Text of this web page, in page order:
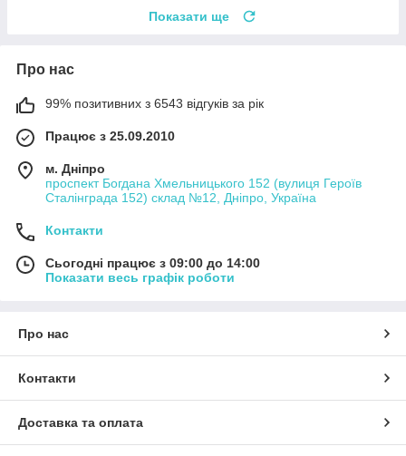
Показати ще
Про нас
99% позитивних з 6543 відгуків за рік
Працює з 25.09.2010
м. Дніпро
проспект Богдана Хмельницького 152 (вулиця Героїв
Сталінграда 152) склад №12, Дніпро, Україна
Контакти
Сьогодні працює з 09:00 до 14:00
Показати весь графік роботи
Про нас
Контакти
Доставка та оплата